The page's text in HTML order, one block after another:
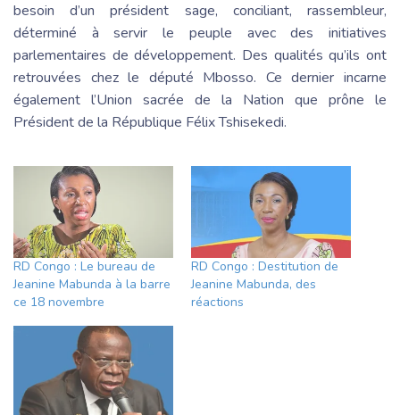
besoin d’un président sage, conciliant, rassembleur,
déterminé à servir le peuple avec des initiatives
parlementaires de développement. Des qualités qu’ils ont
retrouvées chez le député Mbosso. Ce dernier incarne
également l’Union sacrée de la Nation que prône le
Président de la République Félix Tshisekedi.
RD Congo : Le bureau de
Jeanine Mabunda à la barre
ce 18 novembre
RD Congo : Destitution de
Jeanine Mabunda, des
réactions